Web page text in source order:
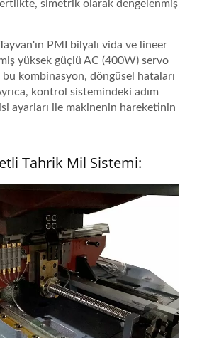
simetrik olarak dengelenmiş
PMI bilyalı vida ve lineer
yüksek güçlü AC (400W) servo
kombinasyon, döngüsel hataları
kontrol sistemindeki adım
ayarları ile makinenin hareketinin
Tahrik Mil Sistemi: